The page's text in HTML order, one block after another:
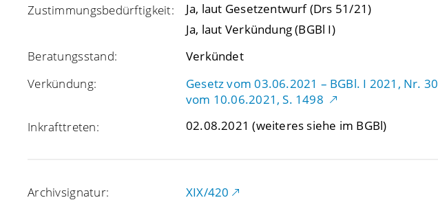
Zustimmungsbedürftigkeit:
Ja, laut Gesetzentwurf (Drs 51/21)
Ja, laut Verkündung (BGBl I)
Beratungsstand:
Verkündet
Verkündung:
Gesetz vom 03.06.2021 – BGBl. I 2021, Nr. 30
vom 10.06.2021, S. 1498
Inkrafttreten:
02.08.2021 (weiteres siehe im BGBl)
Archivsignatur:
XIX/420